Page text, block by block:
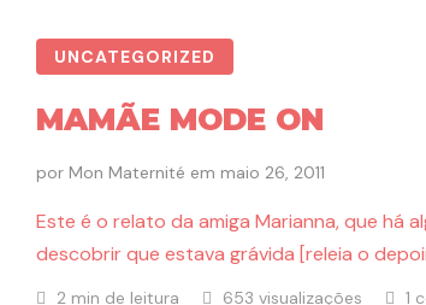
UNCATEGORIZED
MAMÃE MODE ON
por Mon Maternité em maio 26, 2011
Este é o relato da amiga Marianna, que há
descobrir que estava grávida [releia o
2 min de leitura 653 visualizações 1